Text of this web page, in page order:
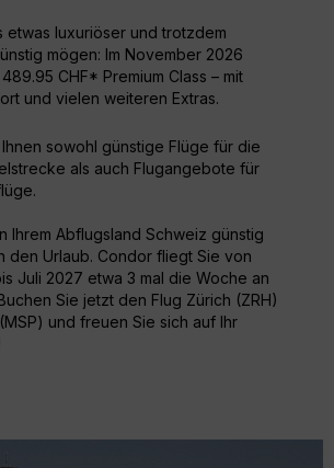
etwas luxuriöser und trotzdem
mögen: Im November 2026
CHF* Premium Class – mit
und vielen weiteren Extras.
sowohl günstige Flüge für die
als auch Flugangebote für
Ihrem Abflugsland Schweiz günstig
den Urlaub. Condor fliegt Sie von
Juli 2027 etwa 3 mal die Woche an
Sie jetzt den Flug Zürich (ZRH)
und freuen Sie sich auf Ihr